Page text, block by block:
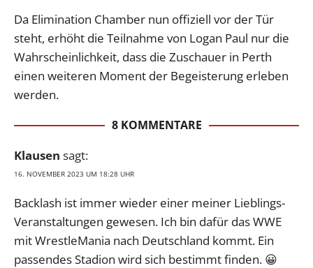
Da Elimination Chamber nun offiziell vor der Tür
steht, erhöht die Teilnahme von Logan Paul nur die
Wahrscheinlichkeit, dass die Zuschauer in Perth
einen weiteren Moment der Begeisterung erleben
werden.
8 KOMMENTARE
Klausen sagt:
16. NOVEMBER 2023 UM 18:28 UHR
Backlash ist immer wieder einer meiner Lieblings-
Veranstaltungen gewesen. Ich bin dafür das WWE
mit WrestleMania nach Deutschland kommt. Ein
passendes Stadion wird sich bestimmt finden. 😀